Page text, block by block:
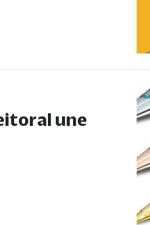
une